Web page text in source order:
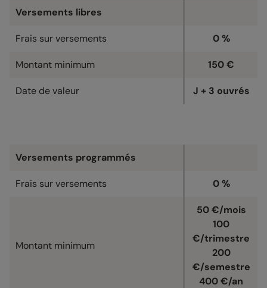
Versements libres
Frais sur versements 0 %
Montant minimum 150 €
Date de valeur J + 3 ouvrés
Versements programmés
Frais sur versements 0 %
Montant minimum
50 €/mois
100
€/trimestre
200
€/semestre
400 €/an